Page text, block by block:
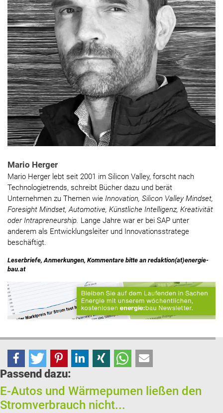
Mario Herger
Mario Herger lebt seit 2001 im Silicon Valley, forscht nach
Technologietrends, schreibt Bücher dazu und berät
Unternehmen zu Themen wie Innovation, Silicon Valley Mindset,
Foresight Mindset, Automotive, Künstliche Intelligenz, Kreativität
oder Intrapreneurship. Lange Jahre war er bei SAP unter
anderem als Entwicklungsleiter und Innovationsstratege
beschäftigt.
Leserbriefe, Anmerkungen, Kommentare bitte an redaktion(at)energie-
bau.at
Passend dazu:
E-Autos und Wärmepumen ließen den
Stromverbrauch nicht...